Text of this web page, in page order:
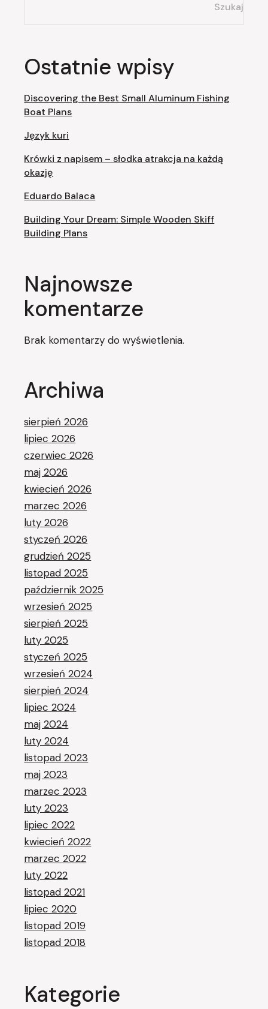
Szukaj
Ostatnie wpisy
Discovering the Best Small Aluminum Fishing
Boat Plans
Język kuri
Krówki z napisem – słodka atrakcja na każdą
okazję
Eduardo Balaca
Building Your Dream: Simple Wooden Skiff
Building Plans
Najnowsze
komentarze
Brak komentarzy do wyświetlenia.
Archiwa
sierpień 2026
lipiec 2026
czerwiec 2026
maj 2026
kwiecień 2026
marzec 2026
luty 2026
styczeń 2026
grudzień 2025
listopad 2025
październik 2025
wrzesień 2025
sierpień 2025
luty 2025
styczeń 2025
wrzesień 2024
sierpień 2024
lipiec 2024
maj 2024
luty 2024
listopad 2023
maj 2023
marzec 2023
luty 2023
lipiec 2022
kwiecień 2022
marzec 2022
luty 2022
listopad 2021
lipiec 2020
listopad 2019
listopad 2018
Kategorie